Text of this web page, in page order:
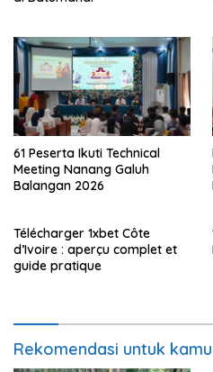
61 Peserta Ikuti Technical
Meeting Nanang Galuh
Balangan 2026
Télécharger 1xbet Côte
d’Ivoire : aperçu complet et
guide pratique
Rekomendasi untuk kamu